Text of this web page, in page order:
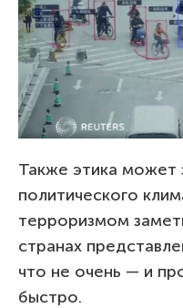
Также этика может
политического
терроризмом
странах
что не очень — и
быстро.